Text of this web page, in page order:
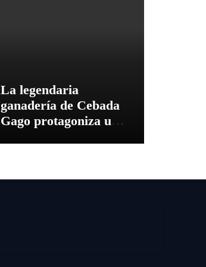
La legendaria
ganadería de Cebada
Gago protagoniza una